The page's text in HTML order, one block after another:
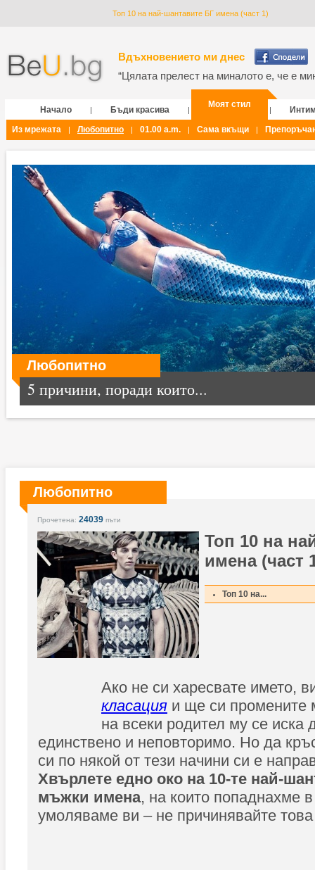
Топ 10 на най-шантавите БГ имена (част 1)
Вдъхновението ми днес
“Цялата прелест на миналото е, че е
Начало | Бъди красива |
Моят стил
|
Из мрежата
| Любопитно | 01.00 a.m. | Сама вкъщи |
Любопитно
5 причини, поради които...
Любопитно
Прочетена: 24039 пъти
Топ 10 на
имена (част
Топ 10 на...
Ако не си харесвате името,
класация и ще си промените
на всеки родител му се иска
единствено и неповторимо. Но да
си по някой от тези начини си е
Хвърлете едно око на 10-те най-
мъжки имена, на които попаднахме
умоляваме ви – не причинявайте